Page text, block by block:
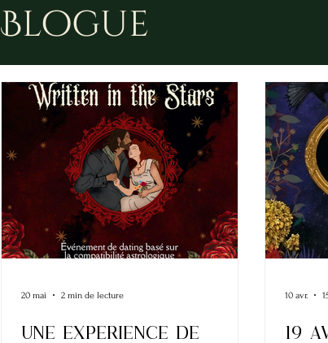
Une experience de
20 mai 2 min de lecture
19
10 avr.
Blogue